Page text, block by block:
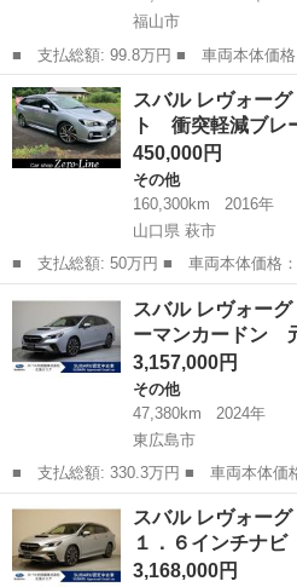
福山市
■ 支払総額: 99.8万円 ■ 車両本体価格： 890,000 円 ■ メーカー
名： スバル ■ 車種名： レヴォー
Ｔ－Ｓアイサイト プラウドエディ
バンスドセイ...
広島 福山市
スバル レヴォー
ト 衝突軽減ブ
450,000円
その他
160,300km
2016年
山口県 萩市
■ 支払総額: 50万円 ■ 車両本体価格： 450,000 円 ■ メーカー
名： スバル ■ 車種名： レヴォー
Ｔ－Ｓアイサイト 衝突軽減ブレー
ｌｕｅｔｏｏｔｈ...
山口 萩市
スバル レヴォー
ーマンカードン
3,157,000円
その他
47,380km
2024年
東広島市
■ 支払総額: 330.3万円 ■ 車両本体価格： 3,157,000 円 ■ メーカ
ー名： スバル ■ 車種名： レヴォ
スポーツ ＥＸ ハーマンカードン 元
センター...
広島 東広島市 その他
スバル レヴォー
１．６インチナ
3,168,000円